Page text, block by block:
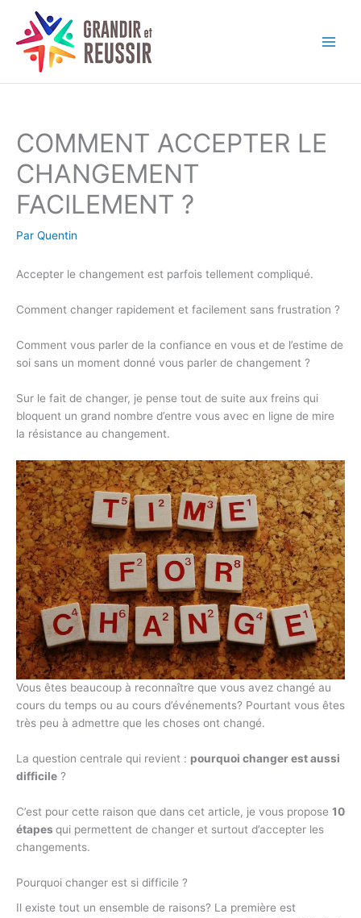
contenu
COMMENT ACCEPTER LE
CHANGEMENT
FACILEMENT ?
Par Quentin
Accepter le changement est parfois tellement compliqué.
Comment changer rapidement et facilement sans frustration ?
Comment vous parler de la confiance en vous et de l’estime de
soi sans un moment donné vous parler de changement ?
Sur le fait de changer, je pense tout de suite aux freins qui
bloquent un grand nombre d’entre vous avec en ligne de mire
la résistance au changement.
Vous êtes beaucoup à reconnaître que vous avez changé au
cours du temps ou au cours d’événements? Pourtant vous êtes
très peu à admettre que les choses ont changé.
La question centrale qui revient : pourquoi changer est aussi
difficile ?
C’est pour cette raison que dans cet article, je vous propose 10
étapes qui permettent de changer et surtout d’accepter les
changements.
Pourquoi changer est si difficile ?
Il existe tout un ensemble de raisons? La première est